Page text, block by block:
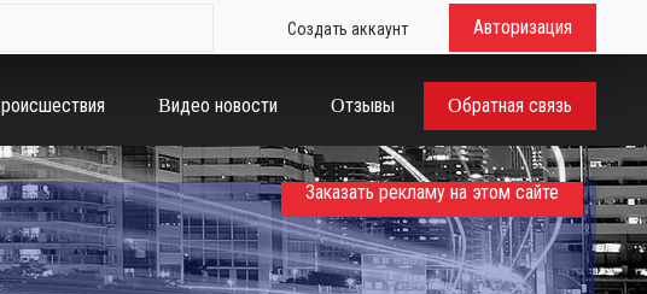
Создать аккаунт Авторизация
Происшествия Видео новости Отзывы Обратная связь
Заказать рекламу на этом сайте